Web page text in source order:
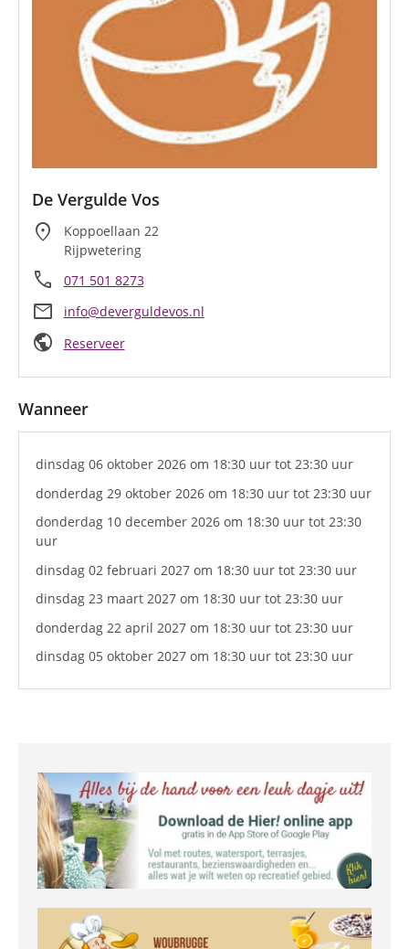
De Vergulde Vos
location_on
Koppoellaan 22
Rijpwetering
call 071 501 8273
mail info@deverguldevos.nl
public Reserveer
Wanneer
dinsdag 06 oktober 2026 om 18:30 uur tot 23:30 uur
donderdag 29 oktober 2026 om 18:30 uur tot 23:30 uur
donderdag 10 december 2026 om 18:30 uur tot 23:30
uur
dinsdag 02 februari 2027 om 18:30 uur tot 23:30 uur
dinsdag 23 maart 2027 om 18:30 uur tot 23:30 uur
donderdag 22 april 2027 om 18:30 uur tot 23:30 uur
dinsdag 05 oktober 2027 om 18:30 uur tot 23:30 uur